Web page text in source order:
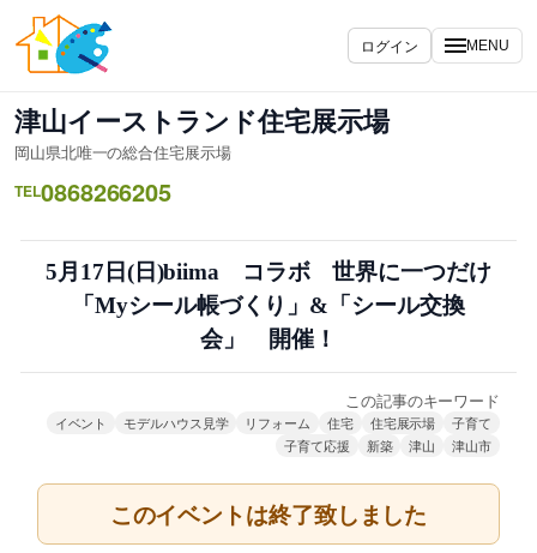
容
ス
キ
ッ
プ
ログイン MENU
津山イーストランド住宅展示場
岡山県北唯一の総合住宅展示場
TEL0868266205
5月17日(日)biima コラボ 世界に一つだけ
「Myシール帳づくり」&「シール交換
会」 開催！
この記事のキーワード
イベント モデルハウス見学 リフォーム 住宅 住宅展示場
子育て
子育て応援
新築 津山 津山市
このイベントは終了致しました